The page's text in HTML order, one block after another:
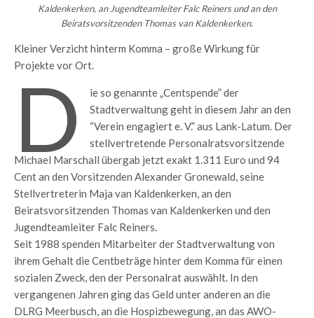
Kaldenkerken, an Jugendteamleiter Falc Reiners und an den
Beiratsvorsitzenden Thomas van Kaldenkerken.
Kleiner Verzicht hinterm Komma – große Wirkung für
Projekte vor Ort.
D
ie so genannte „Centspende” der
Stadtverwaltung geht in diesem Jahr an den
“Verein engagiert e. V.” aus Lank-Latum. Der
stellvertretende Personalratsvorsitzende
Michael Marschall übergab jetzt exakt 1.311 Euro und 94
Cent an den Vorsitzenden Alexander Gronewald, seine
Stellvertreterin Maja van Kaldenkerken, an den
Beiratsvorsitzenden Thomas van Kaldenkerken und den
Jugendteamleiter Falc Reiners.
Seit 1988 spenden Mitarbeiter der Stadtverwaltung von
ihrem Gehalt die Centbeträge hinter dem Komma für einen
sozialen Zweck, den der Personalrat auswählt. In den
vergangenen Jahren ging das Geld unter anderen an die
DLRG Meerbusch, an die Hospizbewegung, an das AWO-